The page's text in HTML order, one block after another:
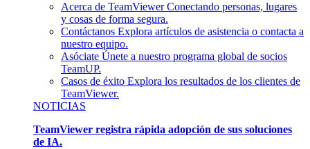
Acerca de TeamViewer Conectando personas, lugares
y cosas de forma segura.
Contáctanos Explora artículos de asistencia o contacta a
nuestro equipo.
Asóciate Únete a nuestro programa global de socios
TeamUP.
Casos de éxito Explora los resultados de los clientes de
TeamViewer.
NOTICIAS
TeamViewer registra rápida adopción de sus soluciones
de IA.